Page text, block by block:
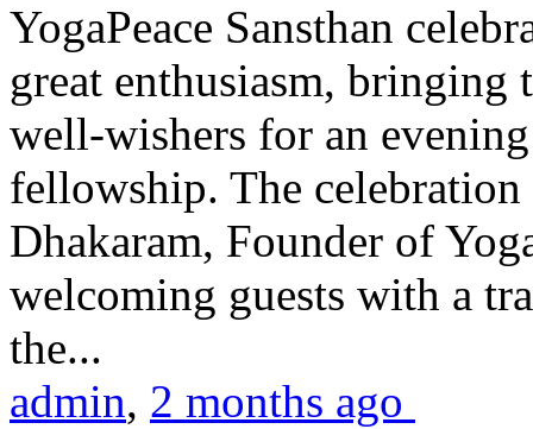
YogaPeace Sansthan
great enthusiasm, bringing
well-wishers for an
fellowship. The
Dhakaram, Founder of
welcoming guests with a
the...
admin, 2 months ago